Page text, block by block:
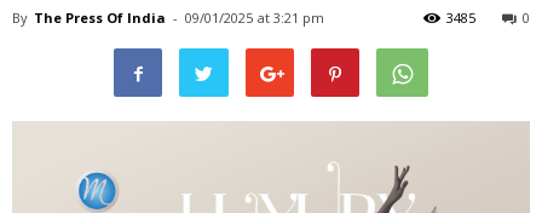
By The Press Of India - 09/01/2025 at 3:21 pm 0
3485